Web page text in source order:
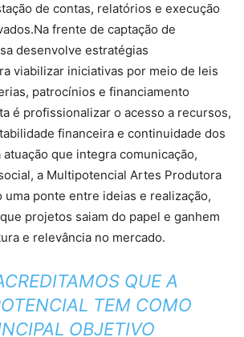
de contas, relatórios e execução
frente de captação de
desenvolve estratégias
viabilizar iniciativas por meio de leis
patrocínios e financiamento
é profissionalizar o acesso a recursos,
financeira e continuidade dos
que integra comunicação,
a Multipotencial Artes Produtora
uma ponte entre ideias e realização,
projetos saiam do papel e ganhem
e relevância no mercado.
QUE A
TEM COMO
OBJETIVO